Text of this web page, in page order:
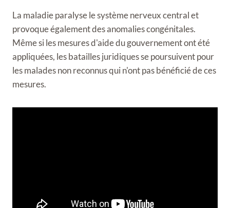
La maladie paralyse le système nerveux central et
provoque également des anomalies congénitales.
Même si les mesures d'aide du gouvernement ont été
appliquées, les batailles juridiques se poursuivent pour
les malades non reconnus qui n'ont pas bénéficié de ces
mesures.